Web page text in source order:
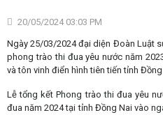
20/05/2024 03:03 PM
Ngày 25/03/2024 đại diện Đoàn Luật
phong trào thi đua yêu nước năm
và tôn vinh điển hình tiên tiến tỉnh
Lễ tổng kết Phong trào thi đua yêu
đua năm 2024 tại tỉnh Đồng Nai vào